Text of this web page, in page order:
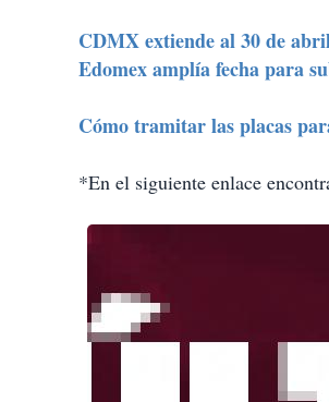
CDMX extiende al 30 de
Edomex amplía fecha para
Cómo tramitar las placas
*En el siguiente enlace